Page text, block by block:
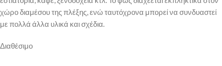
χώρο διαμέσου της πλέξης, ενώ ταυτόχρονα μπορεί να συνδυαστεί
με πολλά άλλα υλικά και σχέδια.
Διαθέσιμο